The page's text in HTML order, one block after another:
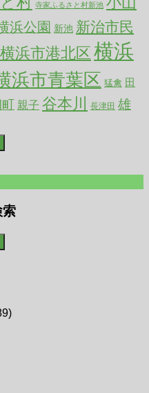
寺家ふるさと村新池
浜公園 新池 新治市民
横浜市港北区 横浜
浜市青葉区 猛禽 田
親子 谷本川 長津田 雄
索